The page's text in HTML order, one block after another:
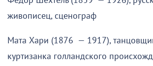
живописец, сценограф
Мата Хари (1876 — 1917),
куртизанка голландского